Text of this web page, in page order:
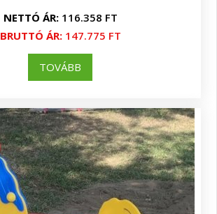
NETTÓ ÁR:116.358 FT
BRUTTÓ ÁR:147.775 FT
TOVÁBB